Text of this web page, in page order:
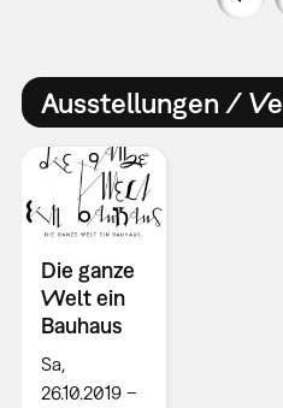
Ausstellungen /
Die ganze
Welt ein
Bauhaus
Sa,
26.10.2019 –